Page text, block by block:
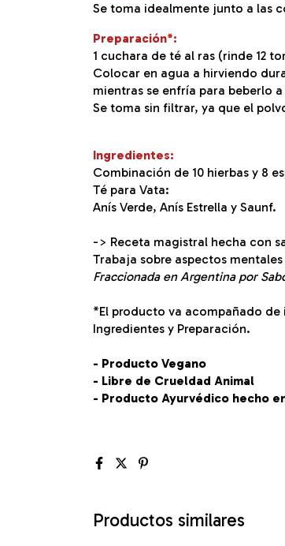
Se toma idealmente junto a las
Preparación*:
1 cuchara de té al ras (rinde 12
Colocar en agua a hirviendo
mientras se enfría para beberlo
Se toma sin filtrar, ya que el
Ingredientes:
Combinación de 10 hierbas y 8
Té para Vata:
Anís Verde, Anís Estrella y Saunf.
-> Receta magistral hecha con
Trabaja sobre aspectos
Fraccionada en Argentina por
*El producto va acompañado
Ingredientes y Preparación.
- Producto Vegano
- Libre de Crueldad Animal
- Producto Ayurvédico hecho
Productos similares